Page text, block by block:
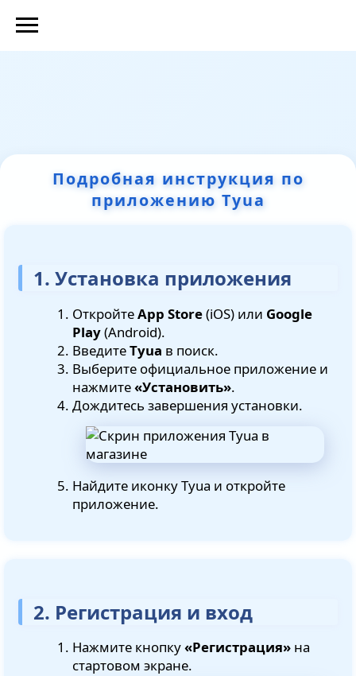
Подробная инструкция по
приложению Tyua
1. Установка приложения
ОткройтеApp Store(iOS) или Google
Play(Android).
ВведитеTyua в поиск.
Выберите официальное приложение и
нажмите«Установить».
Дождитесь завершения установки.
Найдите иконку Tyua и откройте
приложение.
2. Регистрация и вход
Нажмите кнопку«Регистрация» на
стартовом экране.